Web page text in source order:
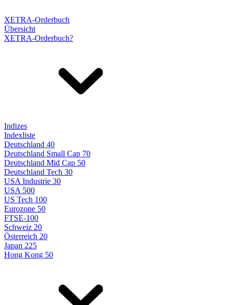
XETRA-Orderbuch
Übersicht
XETRA-Orderbuch?
Indizes
Indexliste
Deutschland 40
Deutschland Small Cap 70
Deutschland Mid Cap 50
Deutschland Tech 30
USA Industrie 30
USA 500
US Tech 100
Eurozone 50
FTSE-100
Schweiz 20
Österreich 20
Japan 225
Hong Kong 50